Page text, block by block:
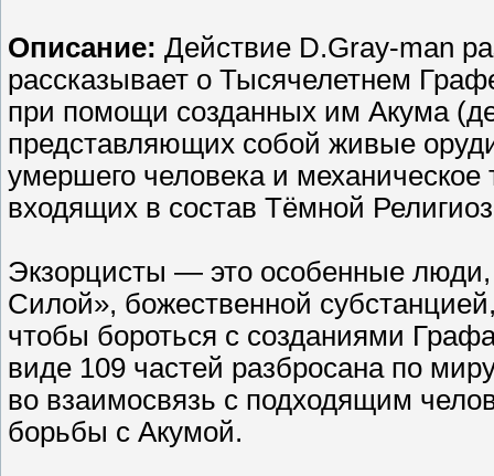
Описание: Действие D.Gray-man
рассказывает о Тысячелетнем
при помощи созданных им Акума
представляющих собой живые
умершего человека и
входящих в состав Тёмной
Экзорцисты — это особенные
Силой», божественной
чтобы бороться с созданиями
виде 109 частей разбросана по
во взаимосвязь с подходящим
борьбы с Акумой.